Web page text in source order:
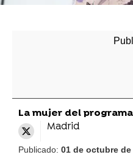
La mujer del
Madrid
Publicado: 01 de octubre de